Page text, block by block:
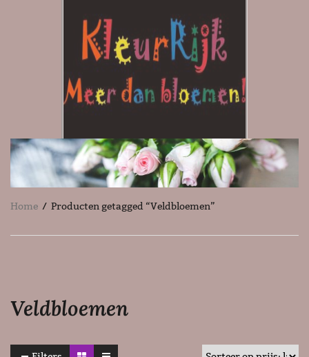
Home / Producten getagged “Veldbloemen”
Veldbloemen